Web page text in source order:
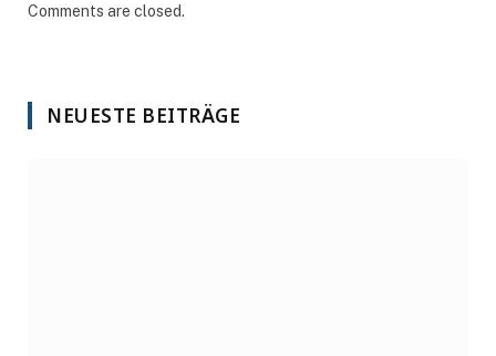
Comments are closed.
NEUESTE BEITRÄGE